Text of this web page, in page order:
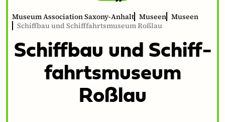
Museum Association Saxony-Anhalt Museen Museen
Schiffbau und Schifffahrtsmuseum Roßlau
Schiff­bau und Schiff­
fahrtsmu­se­um
Roßlau